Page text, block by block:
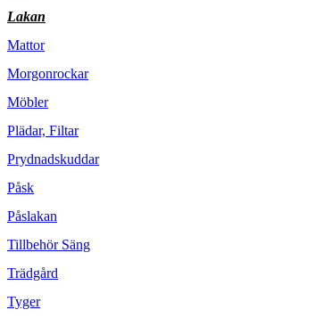
Lakan
Mattor
Morgonrockar
Möbler
Plädar, Filtar
Prydnadskuddar
Påsk
Påslakan
Tillbehör Säng
Trädgård
Tyger